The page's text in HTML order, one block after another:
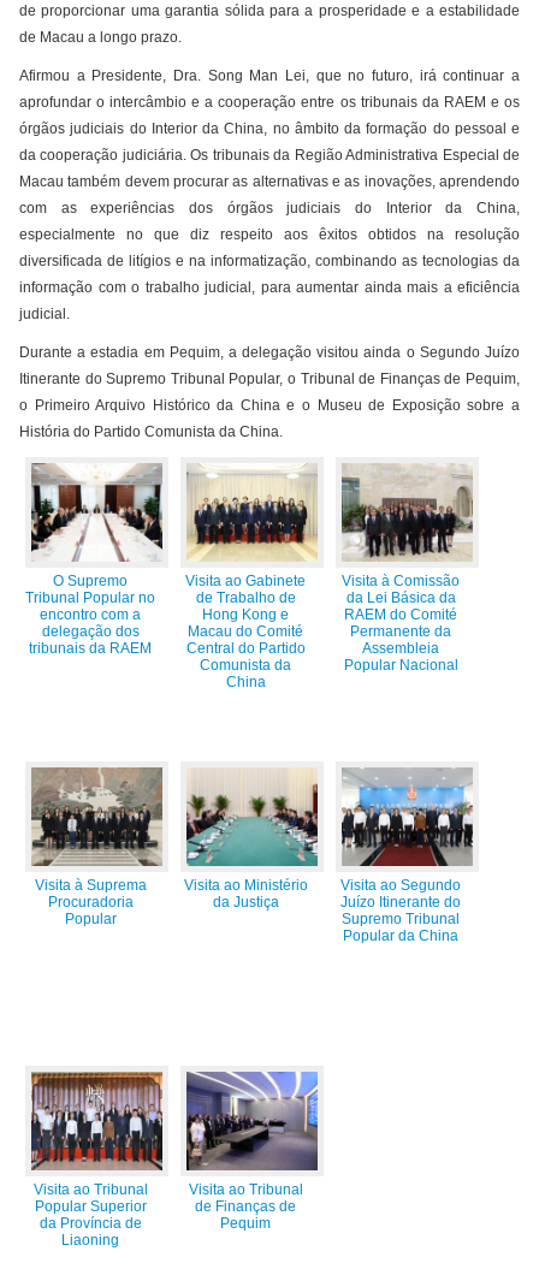
de proporcionar uma garantia sólida para a prosperidade e a estabilidade
de Macau a longo prazo.
Afirmou a Presidente, Dra. Song Man Lei, que no futuro, irá continuar a
aprofundar o intercâmbio e a cooperação entre os tribunais da RAEM e os
órgãos judiciais do Interior da China, no âmbito da formação do pessoal e
da cooperação judiciária. Os tribunais da Região Administrativa Especial de
Macau também devem procurar as alternativas e as inovações, aprendendo
com as experiências dos órgãos judiciais do Interior da China,
especialmente no que diz respeito aos êxitos obtidos na resolução
diversificada de litígios e na informatização, combinando as tecnologias da
informação com o trabalho judicial, para aumentar ainda mais a eficiência
judicial.
Durante a estadia em Pequim, a delegação visitou ainda o Segundo Juízo
Itinerante do Supremo Tribunal Popular, o Tribunal de Finanças de Pequim,
o Primeiro Arquivo Histórico da China e o Museu de Exposição sobre a
História do Partido Comunista da China.
O Supremo
Tribunal Popular no
encontro com a
delegação dos
tribunais da RAEM
Visita ao Gabinete
de Trabalho de
Hong Kong e
Macau do Comité
Central do Partido
Comunista da
China
Visita à Comissão
da Lei Básica da
RAEM do Comité
Permanente da
Assembleia
Popular Nacional
Visita à Suprema
Procuradoria
Popular
Visita ao Ministério
da Justiça
Visita ao Segundo
Juízo Itinerante do
Supremo Tribunal
Popular da China
Visita ao Tribunal
Popular Superior
da Província de
Liaoning
Visita ao Tribunal
de Finanças de
Pequim